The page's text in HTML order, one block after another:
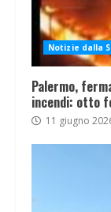
Notizie dalla
Palermo,
incendi: otto
11 giugno